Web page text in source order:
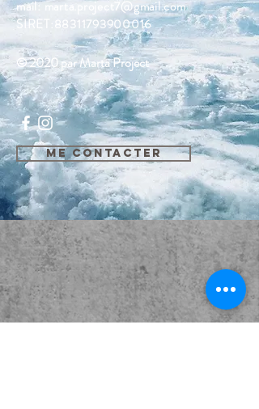
mail:marta.project7@gmail.com
SIRET:
88311793900016
© 2020 par Marta Project
Me contacter